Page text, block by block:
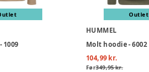
1009
Outlet
HUMMEL
Molt hoodie - 6002
104,99 kr.
Før349,95 kr.